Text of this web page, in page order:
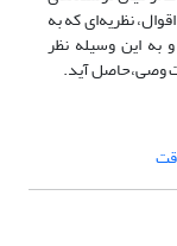
نظریه‌ای که به
این وسیله نظر
وصی،حاصل آید.